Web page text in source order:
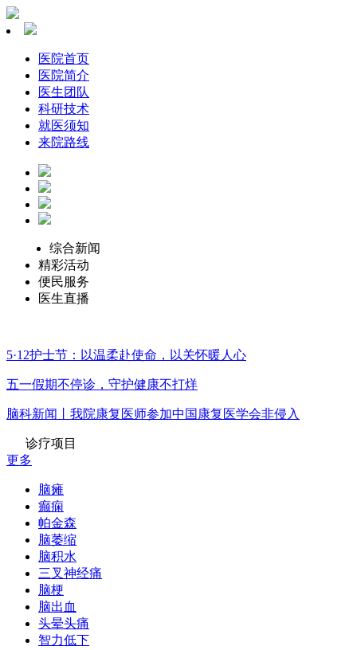
医院首页
医院简介
医生团队
科研技术
就医须知
来院路线
综合新闻
精彩活动
便民服务
医生直播
5·12护士节：以温柔赴使命，以关怀暖人心
五一假期不停诊，守护健康不打烊
脑科新闻丨我院康复医师参加中国康复医学会非侵入
诊疗项目
更多
脑瘫
癫痫
帕金森
脑萎缩
脑积水
三叉神经痛
脑梗
脑出血
头晕头痛
智力低下